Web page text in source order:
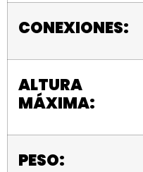
CONEXIONES:
ALTURA
MÁXIMA:
PESO: